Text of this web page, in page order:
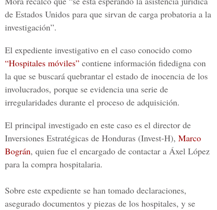
de Estados Unidos para que sirvan de carga probatoria a la
investigación”.
El expediente investigativo en el caso conocido como
“Hospitales móviles” contiene información fidedigna con
la que se buscará quebrantar el estado de inocencia de los
involucrados, porque se evidencia una serie de
irregularidades durante el proceso de adquisición.
El principal investigado en este caso es el director de
Inversiones Estratégicas de Honduras (Invest-H), Marco
Bográn, quien fue el encargado de contactar a Áxel López
para la compra hospitalaria.
Sobre este expediente se han tomado declaraciones,
asegurado documentos y piezas de los hospitales, y se